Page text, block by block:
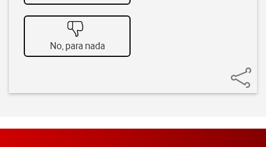
No, para nada